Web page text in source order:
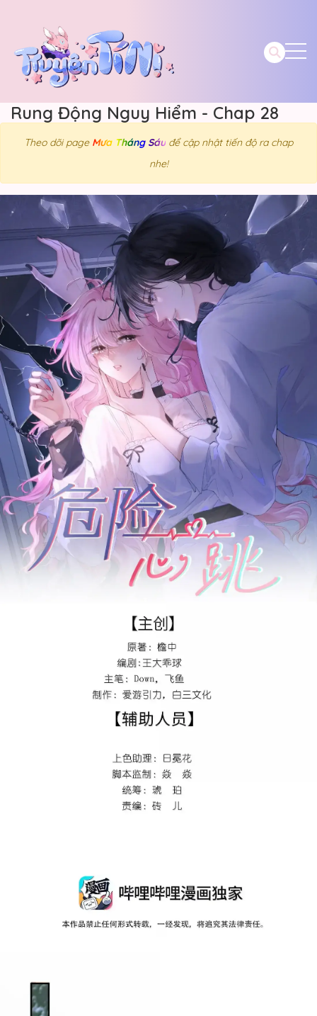
Rung Động Nguy Hiểm - Chap 28
Theo dõi page Mưa Tháng Sáu để cập nhật tiến độ ra chap
nhe!